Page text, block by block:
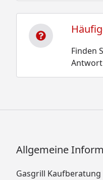
Finden
Allgemeine
Gasgrill Kaufberatung